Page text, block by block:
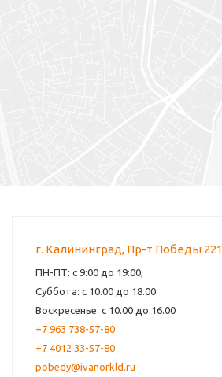
г. Калининград, Пр-т Победы 221
ПН-ПТ: с 9:00 до 19:00,
Суббота: с 10.00 до 18.00
Воскресенье: с 10.00 до 16.00
+7 963 738-57-80
+7 4012 33-57-80
pobedy@ivanorkld.ru